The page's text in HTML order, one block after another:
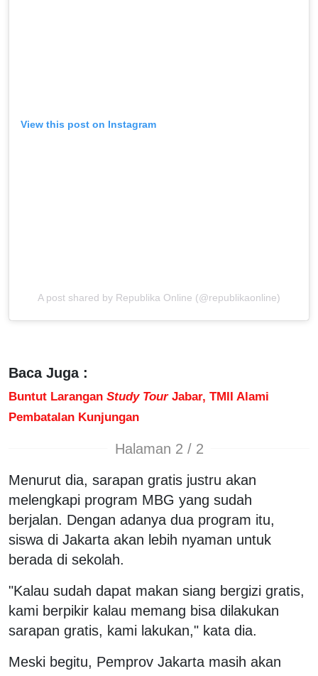
View this post on Instagram
A post shared by Republika Online (@republikaonline)
Baca Juga :
Buntut Larangan Study TourJabar, TMII Alami
Pembatalan Kunjungan
Halaman 2 / 2
Menurut dia, sarapan gratis justru akan
melengkapi program MBG yang sudah
berjalan. Dengan adanya dua program itu,
siswa di Jakarta akan lebih nyaman untuk
berada di sekolah.
"Kalau sudah dapat makan siang bergizi gratis,
kami berpikir kalau memang bisa dilakukan
sarapan gratis, kami lakukan," kata dia.
Meski begitu, Pemprov Jakarta masih akan